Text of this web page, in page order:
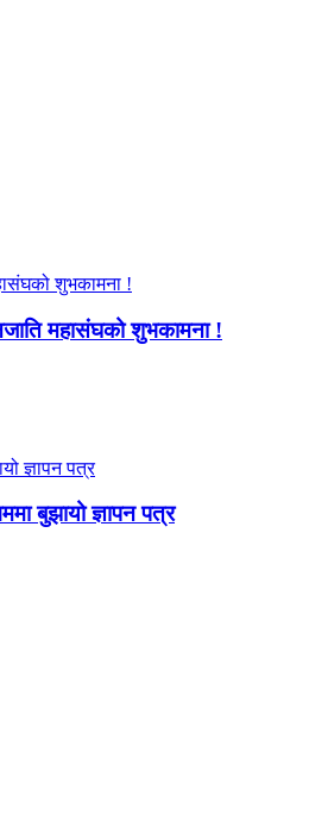
महासंघको शुभकामना !
बुझायो ज्ञापन पत्र